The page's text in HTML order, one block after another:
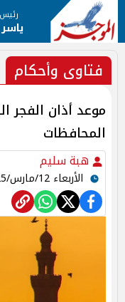
رئيس
فتاوى وأحكام
المحافظات
هبة سليم
الأربعاء 12/مارس/2025 - 03:40 ص